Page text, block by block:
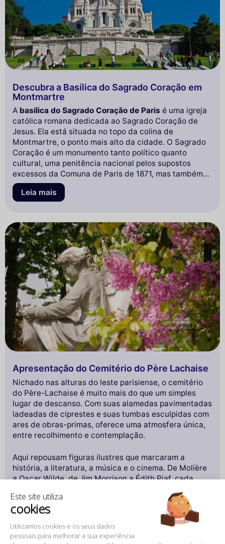
Este site utiliza
cookies
Utilizamos cookies e os seus dados
pessoais para melhorar a sua experiência
Descubra a Basílica do Sagrado Coração em
Montmartre
A basílica do Sagrado Coração de Paris é uma igreja
católica romana dedicada ao Sagrado Coração de
Jesus. Ela está situada no topo da colina de
Montmartre, o ponto mais alto da cidade. O Sagrado
Coração é um monumento tanto político quanto
cultural, uma penitência nacional pelos supostos
excessos da Comuna de Paris de 1871, mas também
uma representação da ordem moral conservadora.
Leia mais
Apresentação do Cemitério do Père Lachaise
Nichado nas alturas do leste parisiense, o cemitério
do Père-Lachaise é muito mais do que um simples
lugar de descanso. Com suas alamedas pavimentadas
ladeadas de ciprestes e suas tumbas esculpidas com
ares de obras-primas, oferece uma atmosfera única,
entre recolhimento e contemplação.
Aqui repousam figuras ilustres que marcaram a
história, a literatura, a música e o cinema. De Molière
a Oscar Wilde, de Jim Morrison a Édith Piaf, cada
Entre mausoléus grandiosos e tumbas discretas
invadidas pelo musgo, o Père-Lachaise é um museu a
céu aberto onde a arte funerária convive com os
relatos dos grandes nomes que moldaram a cultura
mundial.